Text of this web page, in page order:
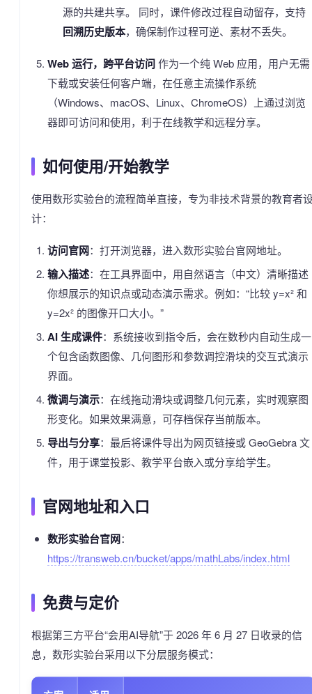
源的共建共享。 同时，课件修改过程自动留存，支持
回溯历史版本，确保制作过程可逆、素材不丢失。
Web 运行，跨平台访问作为一个纯 Web 应用，用户无需
下载或安装任何客户端，在任意主流操作系统
（Windows、macOS、Linux、ChromeOS）上通过浏览
器即可访问和使用，利于在线教学和远程分享。
如何使用/开始教学
使用数形实验台的流程简单直接，专为非技术背景的教育者
计：
访问官网：打开浏览器，进入数形实验台官网地址。
输入描述：在工具界面中，用自然语言（中文）清晰描述
你想展示的知识点或动态演示需求。例如：“比较 y=x² 和
y=2x² 的图像开口大小。”
AI 生成课件：系统接收到指令后，会在数秒内自动生成一
个包含函数图像、几何图形和参数调控滑块的交互式演示
界面。
微调与演示：在线拖动滑块或调整几何元素，实时观察图
形变化。如果效果满意，可存档保存当前版本。
导出与分享：最后将课件导出为网页链接或 GeoGebra 文
件，用于课堂投影、教学平台嵌入或分享给学生。
官网地址和入口
数形实验台官网：
https://transweb.cn/bucket/apps/mathLabs/index.html
免费与定价
根据第三方平台“会用AI导航”于 2026 年 6 月 27 日收录的信
息，数形实验台采用以下分层服务模式：